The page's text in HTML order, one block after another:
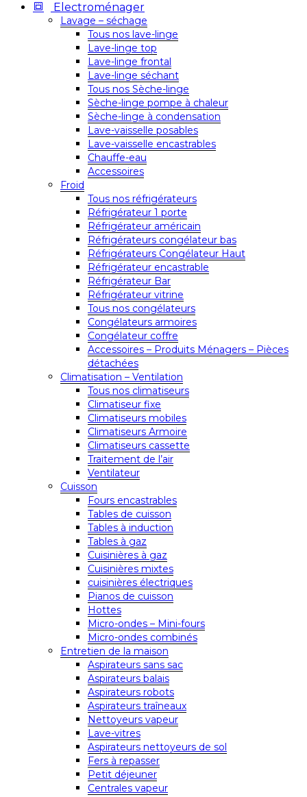
Electroménager
Lavage – séchage
Tous nos lave-linge
Lave-linge top
Lave-linge frontal
Lave-linge séchant
Tous nos Sèche-linge
Sèche-linge pompe à chaleur
Sèche-linge à condensation
Lave-vaisselle posables
Lave-vaisselle encastrables
Chauffe-eau
Accessoires
Froid
Tous nos réfrigérateurs
Réfrigérateur 1 porte
Réfrigérateur américain
Réfrigérateurs congélateur bas
Réfrigérateurs Congélateur Haut
Réfrigérateur encastrable
Réfrigérateur Bar
Réfrigérateur vitrine
Tous nos congélateurs
Congélateurs armoires
Congélateur coffre
Accessoires – Produits Ménagers – Pièces
détachées
Climatisation – Ventilation
Tous nos climatiseurs
Climatiseur fixe
Climatiseurs mobiles
Climatiseurs Armoire
Climatiseurs cassette
Traitement de l’air
Ventilateur
Cuisson
Fours encastrables
Tables de cuisson
Tables à induction
Tables à gaz
Cuisinières à gaz
Cuisinières mixtes
cuisinières électriques
Pianos de cuisson
Hottes
Micro-ondes – Mini-fours
Micro-ondes combinés
Entretien de la maison
Aspirateurs sans sac
Aspirateurs balais
Aspirateurs robots
Aspirateurs traîneaux
Nettoyeurs vapeur
Lave-vitres
Aspirateurs nettoyeurs de sol
Fers à repasser
Petit déjeuner
Centrales vapeur